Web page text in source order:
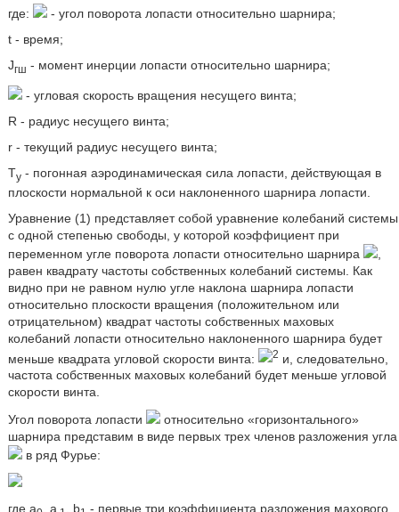
где:
- угол поворота лопасти относительно шарнира;
t - время;
Jгш - момент инерции лопасти относительно шарнира;
- угловая скорость вращения несущего винта;
R - радиус несущего винта;
r - текущий радиус несущего винта;
Тy- погонная аэродинамическая сила лопасти, действующая в
плоскости нормальной к оси наклоненного шарнира лопасти.
Уравнение (1) представляет собой уравнение колебаний системы
с одной степенью свободы, у которой коэффициент при
переменном угле поворота лопасти относительно шарнира
,
равен квадрату частоты собственных колебаний системы. Как
видно при не равном нулю угле наклона шарнира лопасти
относительно плоскости вращения (положительном или
отрицательном) квадрат частоты собственных маховых
колебаний лопасти относительно наклоненного шарнира будет
меньше квадрата угловой скорости винта:
2 и, следовательно,
частота собственных маховых колебаний будет меньше угловой
скорости винта.
Угол поворота лопасти
относительно «горизонтального»
шарнира представим в виде первых трех членов разложения угла
в ряд Фурье:
где a , a , b
- первые три коэффициента разложения махового